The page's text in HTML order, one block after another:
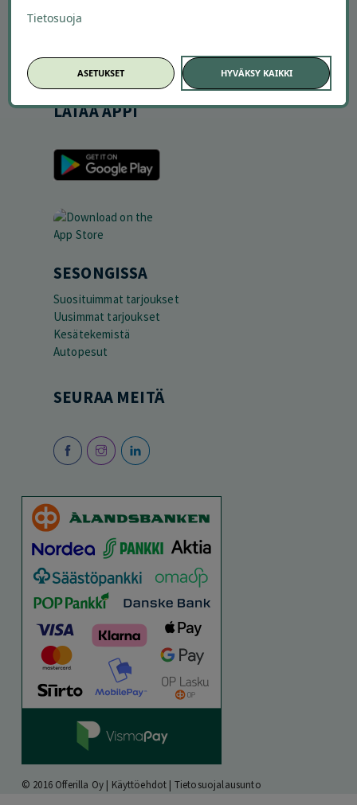
LATAA APPI
SESONGISSA
Suosituimmat tarjoukset
Uusimmat tarjoukset
Kesätekemistä
Autopesut
SEURAA MEITÄ
© 2016 Offerilla Oy | Käyttöehdot | Tietosuojalausunto
Tietosuoja
ASETUKSET HYVÄKSY KAIKKI